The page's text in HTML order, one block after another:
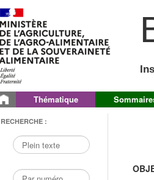
Thématique
RECHERCHE :